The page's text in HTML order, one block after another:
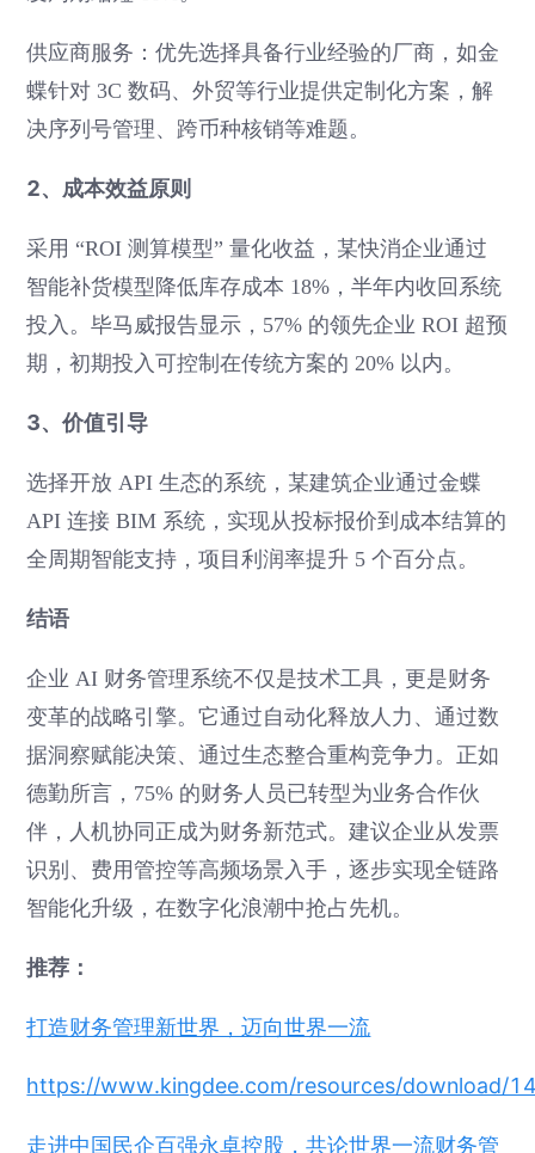
供应商服务：优先选择具备行业经验的厂商，如金
蝶针对 3C 数码、外贸等行业提供定制化方案，解
决序列号管理、跨币种核销等难题。
2、成本效益原则
采用 “ROI 测算模型” 量化收益，某快消企业通过
智能补货模型降低库存成本 18%，半年内收回系统
投入。毕马威报告显示，57% 的领先企业 ROI 超预
期，初期投入可控制在传统方案的 20% 以内。
3、价值引导
选择开放 API 生态的系统，某建筑企业通过金蝶
API 连接 BIM 系统，实现从投标报价到成本结算的
全周期智能支持，项目利润率提升 5 个百分点。
结语
企业 AI 财务管理系统不仅是技术工具，更是财务
变革的战略引擎。它通过自动化释放人力、通过数
据洞察赋能决策、通过生态整合重构竞争力。正如
德勤所言，75% 的财务人员已转型为业务合作伙
伴，人机协同正成为财务新范式。建议企业从发票
识别、费用管控等高频场景入手，逐步实现全链路
智能化升级，在数字化浪潮中抢占先机。
推荐：
打造财务管理新世界，迈向世界一流
https://www.kingdee.com/resources/
走进中国民企百强永卓控股，共论世界一流财务管